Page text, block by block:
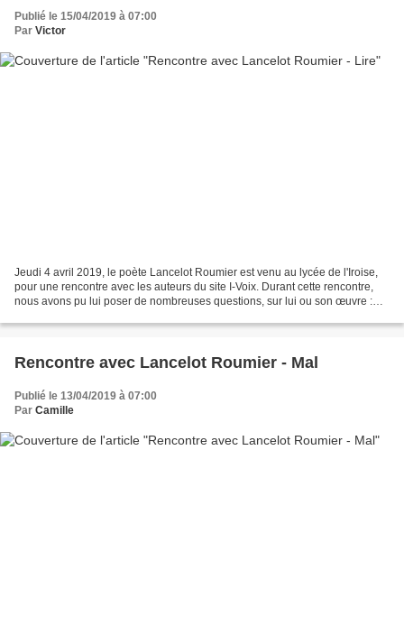
Publié le 15/04/2019 à 07:00
Par Victor
Jeudi 4 avril 2019, le poète Lancelot Roumier est venu au lycée de l'Iroise,
pour une rencontre avec les auteurs du site I-Voix. Durant cette rencontre,
nous avons pu lui poser de nombreuses questions, sur lui ou son œuvre :
Rencontre avec Lancelot Roumier - Mal
Publié le 13/04/2019 à 07:00
Par Camille